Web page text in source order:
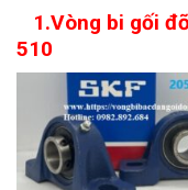
1.Vòng bi gối
510